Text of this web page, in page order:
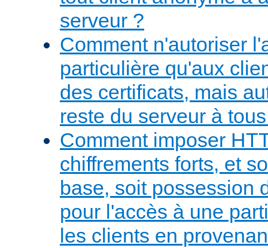
serveur ?
Comment n'autoriser
particulière qu'aux
des certificats, mais
reste du serveur à
Comment imposer
chiffrements forts, et
base, soit possession
pour l'accès à une
les clients en